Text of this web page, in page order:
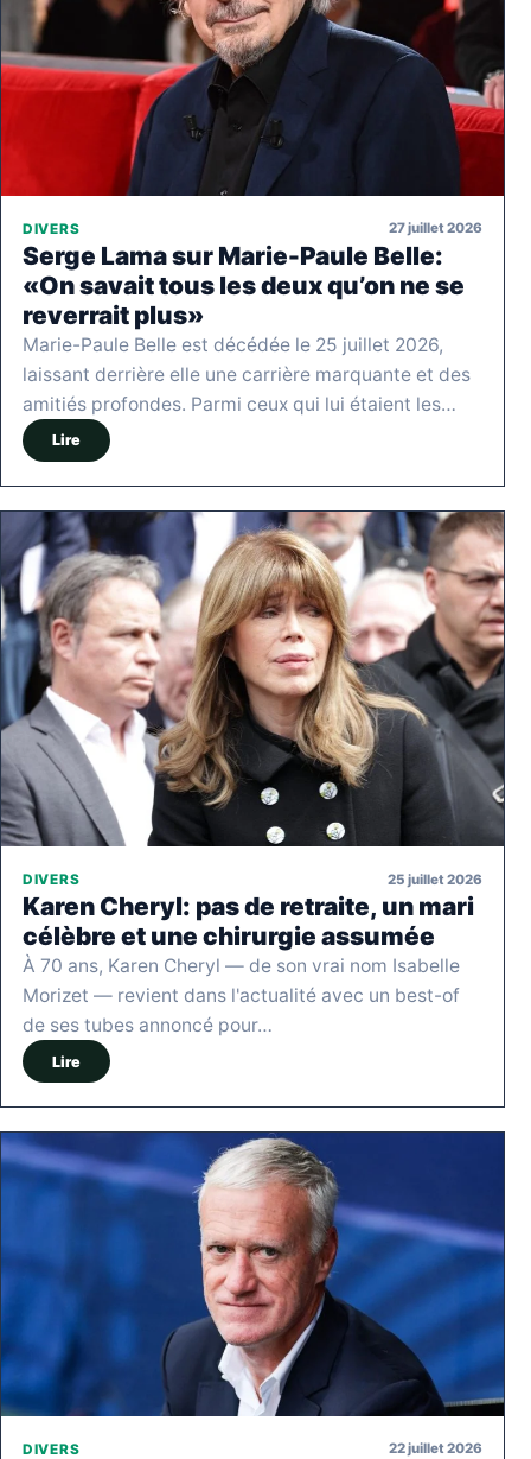
DIVERS 27 juillet 2026
Serge Lama sur Marie-Paule Belle:
«On savait tous les deux qu’on ne se
reverrait plus»
Marie-Paule Belle est décédée le 25 juillet 2026,
laissant derrière elle une carrière marquante et des
amitiés profondes. Parmi ceux qui lui étaient les…
Lire
DIVERS 25 juillet 2026
Karen Cheryl: pas de retraite, un mari
célèbre et une chirurgie assumée
À 70 ans, Karen Cheryl — de son vrai nom Isabelle
Morizet — revient dans l'actualité avec un best-of
de ses tubes annoncé pour…
Lire
DIVERS 22 juillet 2026